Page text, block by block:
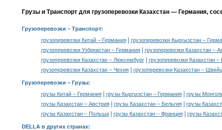
Грузы и Транспорт для грузоперевозки Казахстан — Германия,
Грузоперевозки – Транспорт:
грузоперевозки Китай – Германия|
грузоперевозки Кыргызстан –
грузоперевозки Узбекистан – Германия|
грузоперевозки Казахстан –
грузоперевозки Казахстан – Люксембург|
грузоперевозки Казахстан
грузоперевозки Казахстан – Чехия| грузоперевозки Казахстан –
Грузоперевозки – Грузы:
грузы Китай – Германия| грузы Кыргызстан – Германия|
грузы
грузы Казахстан – Австрия| грузы Казахстан – Бельгия|
грузы
грузы Казахстан – Польша| грузы Казахстан – Франция| грузы
DELLA в других странах: